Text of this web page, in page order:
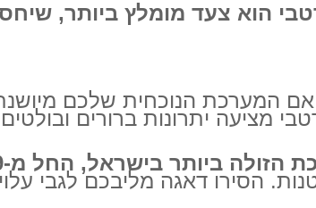
הוא צעד מומלץ ביותר,
המערכת הנוכחית שלכם מיושנת
מציעה יתרונות ברורים
הסירו דאגה מליבכם לגבי